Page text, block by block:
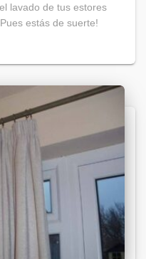
lavado de tus estores
estás de suerte!